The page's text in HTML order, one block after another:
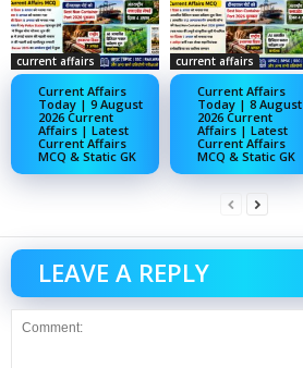
current affairs
Current Affairs
Today | 9 August
2026 Current
Affairs | Latest
Current Affairs
MCQ & Static GK
current affairs
Current Affairs
Today | 8 August
2026 Current
Affairs | Latest
Current Affairs
MCQ & Static GK
LEAVE A REPLY